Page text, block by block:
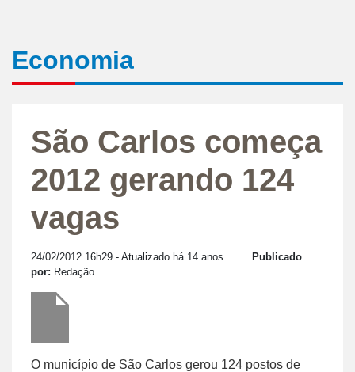
Economia
São Carlos começa
2012 gerando 124
vagas
24/02/2012 16h29 - Atualizado há 14 anos
Publicado
por: Redação
O município de São Carlos gerou 124 postos de